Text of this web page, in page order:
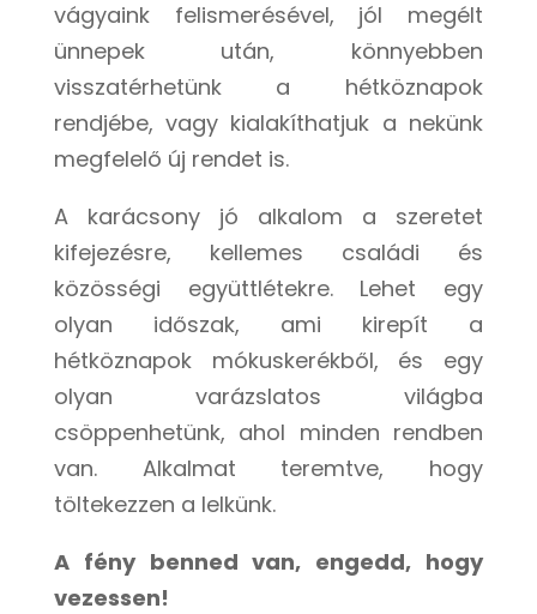
vágyaink felismerésével, jól megélt
ünnepek után, könnyebben
visszatérhetünk a hétköznapok
rendjébe, vagy kialakíthatjuk a nekünk
megfelelő új rendet is.
A karácsony jó alkalom a szeretet
kifejezésre, kellemes családi és
közösségi együttlétekre. Lehet egy
olyan időszak, ami kirepít a
hétköznapok mókuskerékből, és egy
olyan varázslatos világba
csöppenhetünk, ahol minden rendben
van. Alkalmat teremtve, hogy
töltekezzen a lelkünk.
A fény benned van, engedd, hogy
vezessen!